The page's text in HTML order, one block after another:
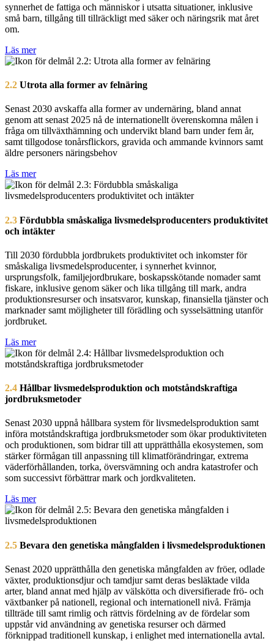
synnerhet de fattiga och människor i utsatta situationer, inklusive
små barn, tillgång till tillräckligt med säker och näringsrik mat året
om.
Läs mer
2.2 Utrota alla former av felnäring
Senast 2030 avskaffa alla former av undernäring, bland annat
genom att senast 2025 nå de internationellt överenskomna målen i
fråga om tillväxthämning och undervikt bland barn under fem år,
samt tillgodose tonårsflickors, gravida och ammande kvinnors samt
äldre personers näringsbehov
Läs mer
2.3 Fördubbla småskaliga livsmedelsproducenters produktivitet
och intäkter
Till 2030 fördubbla jordbrukets produktivitet och inkomster för
småskaliga livsmedelsproducenter, i synnerhet kvinnor,
ursprungsfolk, familjejordbrukare, boskapsskötande nomader samt
fiskare, inklusive genom säker och lika tillgång till mark, andra
produktionsresurser och insatsvaror, kunskap, finansiella tjänster och
marknader samt möjligheter till förädling och sysselsättning utanför
jordbruket.
Läs mer
2.4 Hållbar livsmedelsproduktion och motståndskraftiga
jordbruksmetoder
Senast 2030 uppnå hållbara system för livsmedelsproduktion samt
införa motståndskraftiga jordbruksmetoder som ökar produktiviteten
och produktionen, som bidrar till att upprätthålla ekosystemen, som
stärker förmågan till anpassning till klimatförändringar, extrema
väderförhållanden, torka, översvämning och andra katastrofer och
som successivt förbättrar mark och jordkvaliteten.
Läs mer
2.5 Bevara den genetiska mångfalden i livsmedelsproduktionen
Senast 2020 upprätthålla den genetiska mångfalden av fröer, odlade
växter, produktionsdjur och tamdjur samt deras besläktade vilda
arter, bland annat med hjälp av välskötta och diversifierade frö- och
växtbanker på nationell, regional och internationell nivå. Främja
tillträde till samt rimlig och rättvis fördelning av de fördelar som
uppstår vid användning av genetiska resurser och därmed
förknippad traditionell kunskap, i enlighet med internationella avtal.